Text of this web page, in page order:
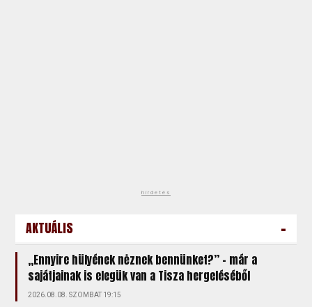
hirdetés
AKTUÁLIS -
„Ennyire hülyének nėznek bennünket?” – már a
sajátjainak is elegük van a Tisza hergeléséből
2026.08.08. SZOMBAT 19:15